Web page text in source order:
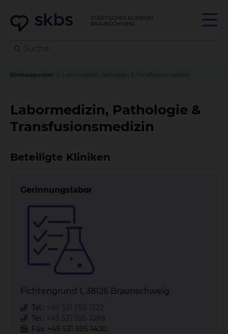
Klinikwegweiser Labormedizin, Pathologie & Transfusionsmedizin
Labormedizin, Pathologie &
Transfusionsmedizin
Beteiligte Kliniken
Gerinnungslabor
Fichtengrund 1, 38126 Braunschweig
Tel.: +49 531 595 1222
Tel.: +49 531 595 1099
Fax: +49 531 595 1400